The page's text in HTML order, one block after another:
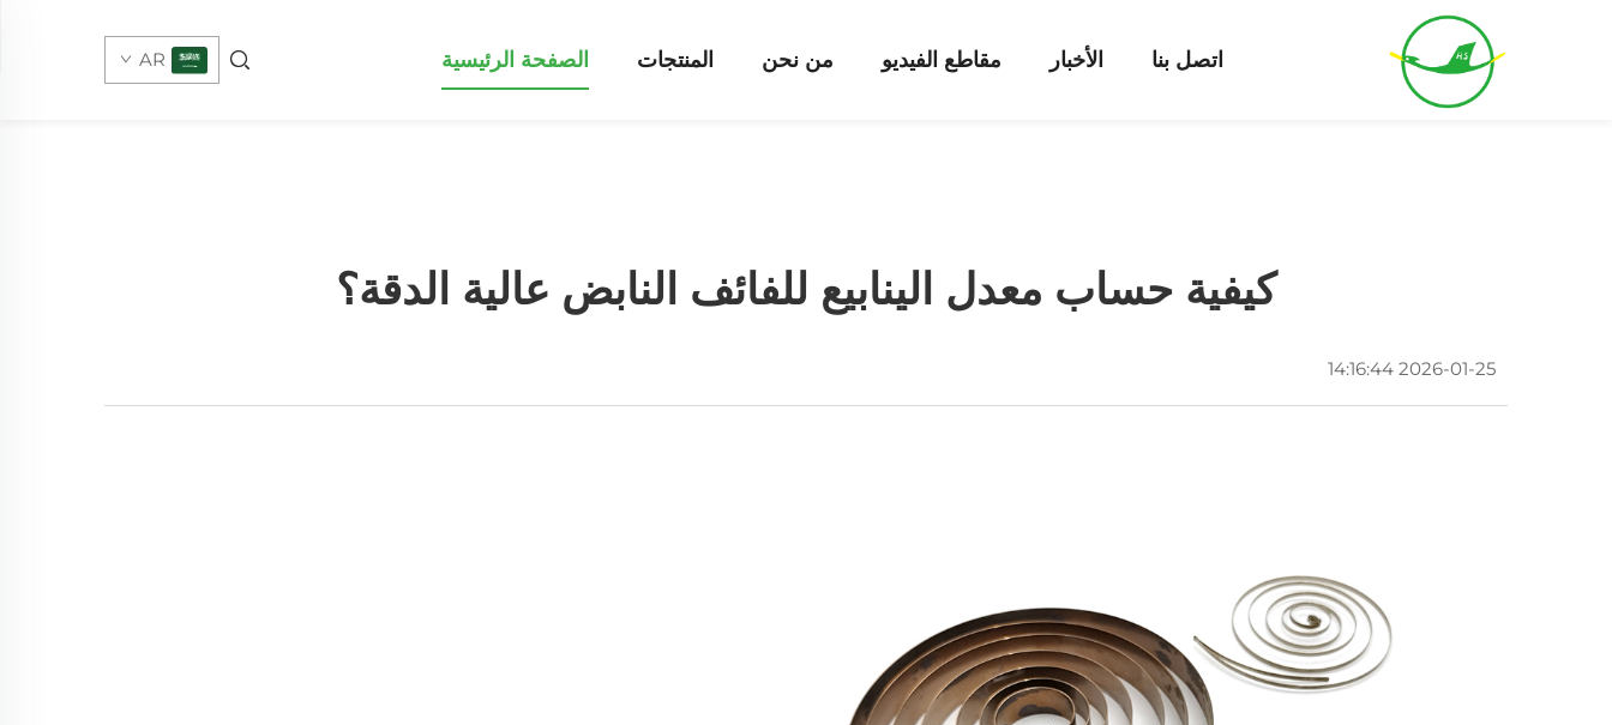
الصفحة الرئيسية المنتجات من نحن مقاطع الفيديو الأخبار اتصل بنا AR
كيفية حساب معدل الينابيع للفائف النابض عالية الدقة؟
2026-01-25 14:16:44